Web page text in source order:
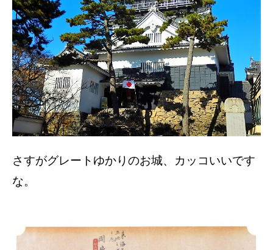
さすがグレートゆかりのお城、カッコいいです
な。